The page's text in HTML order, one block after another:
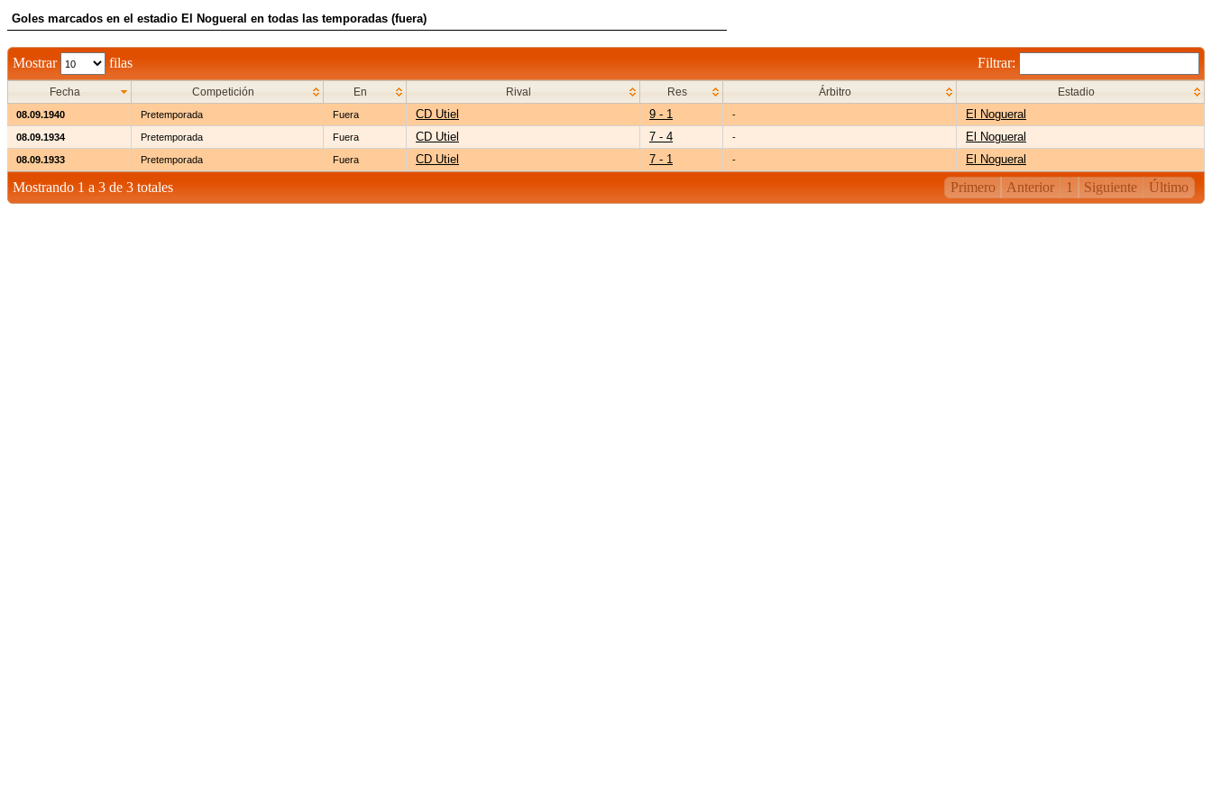
Goles marcados en el estadio El Nogueral en todas las temporadas (fuera)
Mostrar filas Filtrar:
Fecha Competición En Rival Res Árbitro Estadio
08.09.1940 Pretemporada Fuera CD Utiel 9 - 1 - El Nogueral
08.09.1934 Pretemporada Fuera CD Utiel 7 - 4 - El Nogueral
08.09.1933 Pretemporada Fuera CD Utiel 7 - 1 - El Nogueral
Mostrando 1 a 3 de 3 totales Primero Anterior 1 Siguiente Último